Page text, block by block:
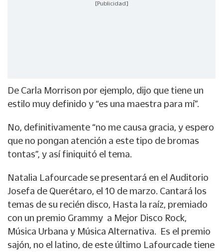
[Publicidad]
De Carla Morrison por ejemplo, dijo que tiene un
estilo muy definido y “es una maestra para mí”.
No, definitivamente “no me causa gracia, y espero
que no pongan atención a este tipo de bromas
tontas”, y así finiquitó el tema.
Natalia Lafourcade se presentará en el Auditorio
Josefa de Querétaro, el 10 de marzo. Cantará los
temas de su recién disco, Hasta la raíz, premiado
con un premio Grammy a Mejor Disco Rock,
Música Urbana y Música Alternativa. Es el premio
sajón, no el latino, de este último Lafourcade tiene